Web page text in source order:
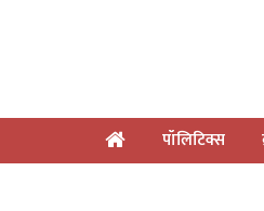
पॉलिटिक्स